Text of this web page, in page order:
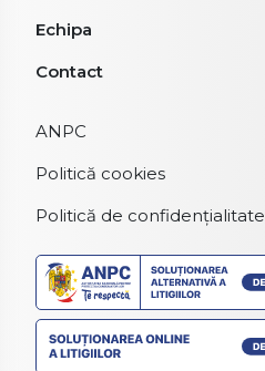
Echipa
Contact
ANPC
Politică cookies
Politică de confidențialitate